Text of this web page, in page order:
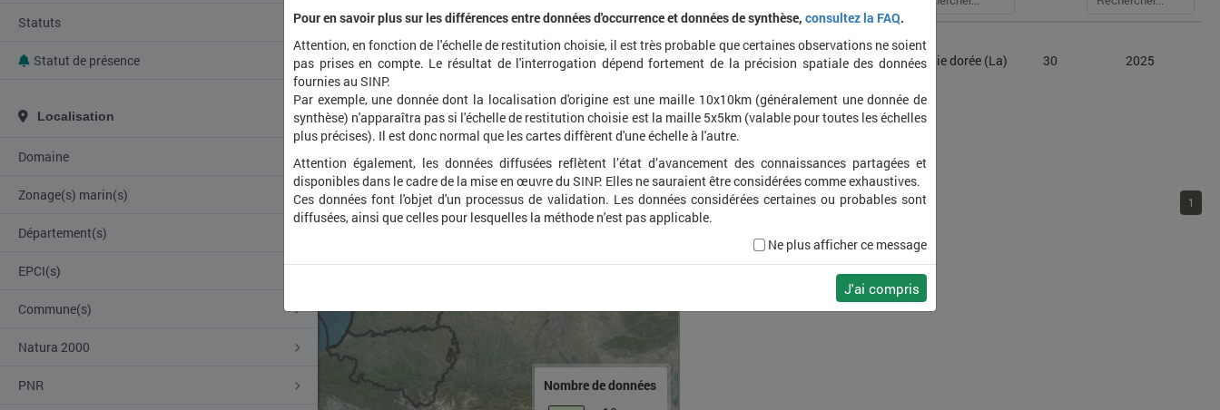
Statuts
Statut de présence
Localisation
Domaine
Zonage(s) marin(s)
Département(s)
EPCI(s)
Commune(s)
Natura 2000
PNR
Nombre de données
Tiliacea aurago Xanthie dorée (La) 30 2025
1
Pour en savoir plus sur les différences entre données d'occurrence et données de synthèse, consultez la FAQ.
Attention, en fonction de l'échelle de restitution choisie, il est très probable que certaines observations ne soient
pas prises en compte. Le résultat de l'interrogation dépend fortement de la précision spatiale des données
fournies au SINP.
Par exemple, une donnée dont la localisation d'origine est une maille 10x10km (généralement une donnée de
synthèse) n'apparaîtra pas si l'échelle de restitution choisie est la maille 5x5km (valable pour toutes les échelles
plus précises). Il est donc normal que les cartes diffèrent d'une échelle à l'autre.
Attention également, les données diffusées reflètent l’état d’avancement des connaissances partagées et
disponibles dans le cadre de la mise en œuvre du SINP. Elles ne sauraient être considérées comme exhaustives.
Ces données font l'objet d'un processus de validation. Les données considérées certaines ou probables sont
diffusées, ainsi que celles pour lesquelles la méthode n'est pas applicable.
Ne plus afficher ce message
J'ai compris